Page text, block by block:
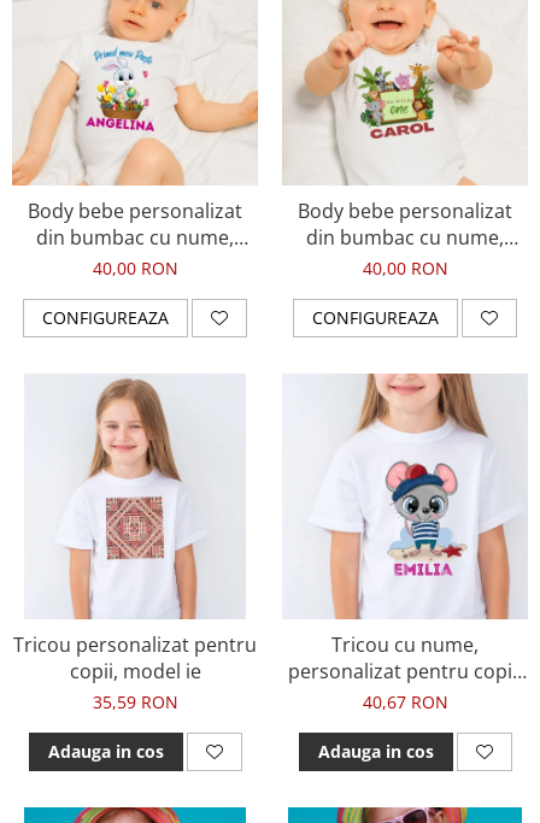
Body bebe personalizat
din bumbac cu nume,
Primul meu Paste, cos cu
fetita
40,00 RON
CONFIGUREAZA
Body bebe personalizat
din bumbac cu nume,
animale jungla, the wild
40,00 RON
CONFIGUREAZA
Tricou personalizat pentru
copii, model ie
35,59 RON
Adauga in cos
Tricou cu nume,
personalizat pentru copii,
cu soricel cu design marin,
40,67 RON
Adauga in cos